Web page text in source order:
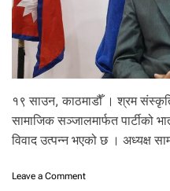
मा
ब
र
ज
ला
१९ साउन, काठमाडौँ । श्रम संस्कृति
सामाजिक सञ्जालमार्फत पार्टीको
विवाद उत्पन्न भएको छ । अध्यक्ष
Leave a Commento